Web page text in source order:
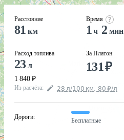
Расстояние
81 км
Расход топлива
23л
1 840 ₽
Время
1 ч 2 мин
За Платон
131₽
Из расчёта: 28 л/100 км, 80 ₽/л
Дороги:
Бесплатные